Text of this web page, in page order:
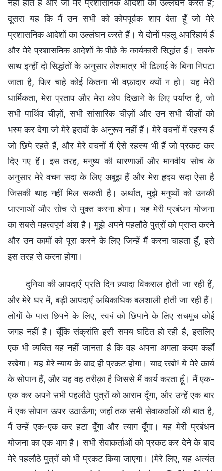
नहीं होते हैं और जो मेरे प्रशासनिक आदेशों का उल्लंघन करते हैं;
दूसरा यह कि मैं उन सभी को कोपपूर्वक शाप देता हूँ जो मेरे
प्रशासनिक आदेशों का उल्लंघन करते हैं। ये दोनों पहलू अपरिहार्य हैं
और मेरे प्रशासनिक आदेशों के पीछे के कार्यकारी सिद्धांत हैं। सबके
साथ इन्हीं दो सिद्धांतों के अनुसार लेशमात्र भी ढिलाई के बिना निपटा
जाता है, फिर चाहे कोई कितना भी वफ़ादार क्यों न हो। यह मेरी
धार्मिकता, मेरा प्रताप और मेरा कोप दिखाने के लिए पर्याप्त है, जो
सभी पार्थिव चीज़ों, सभी सांसारिक चीज़ों और उन सभी चीज़ों को
भस्म कर देगा जो मेरे इरादों के अनुरूप नहीं हैं। मेरे वचनों में रहस्य हैं
जो छिपे रहते हैं, और मेरे वचनों में ऐसे रहस्य भी हैं जो प्रकट कर
दिए गए हैं। इस तरह, मनुष्य की धारणाओं और मानवीय सोच के
अनुसार मेरे वचन सदा के लिए अबूझ हैं और मेरा हृदय सदा ऐसा है
जिसकी थाह नहीं मिल सकती है। अर्थात, मुझे मनुष्यों को उनकी
धारणाओं और सोच से मुक्त करना होगा। यह मेरी प्रबंधन योजना
का सबसे महत्वपूर्ण अंश है। मुझे अपने पहलौठे पुत्रों को प्राप्त करने
और उन कामों को पूरा करने के लिए जिन्हें मैं करना चाहता हूँ, इसे
इस तरह से करना होगा।
दुनिया की आपदाएँ प्रति दिन ज़्यादा विकराल होती जा रही हैं,
और मेरे घर में, बड़ी आपदाएँ अधिकाधिक बलशाली होती जा रही हैं।
लोगों के पास छिपने के लिए, स्वयं को छिपाने के लिए सचमुच कोई
जगह नहीं है। चूँकि संक्रांति इसी समय घटित हो रही है, इसलिए
एक भी व्यक्ति यह नहीं जानता है कि वह अपना अगला कदम कहाँ
रखेगा। यह मेरे न्याय के बाद ही प्रकट होगा। याद रखो! ये मेरे कार्य
के सोपान हैं, और यह वह तरीक़ा है जिससे मैं कार्य करता हूँ। मैं एक-
एक कर अपने सभी पहलौठे पुत्रों को आराम दूँगा, और उन्हें एक बार
में एक सोपान ऊपर उठाऊँगा; जहाँ तक सभी सेवाकर्ताओं की बात है,
मैं उन्हें एक-एक कर हटा दूँगा और त्याग दूँगा। यह मेरी प्रबंधन
योजना का एक भाग है। सभी सेवाकर्ताओं को प्रकट कर देने के बाद
मेरे पहलौठे पुत्रों को भी प्रकट किया जाएगा। (मेरे लिए, यह अत्यंत